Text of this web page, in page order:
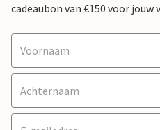
cadeaubon van €150 voor jouw